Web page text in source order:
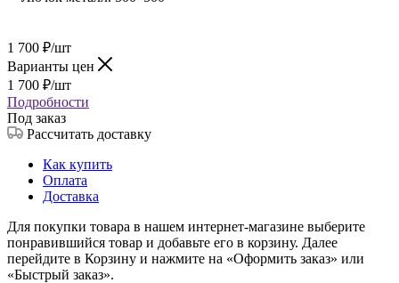
1 700 ₽/шт
Варианты цен
1 700 ₽/шт
Подробности
Под заказ
Рассчитать доставку
Как купить
Оплата
Доставка
Для покупки товара в нашем интернет-магазине выберите
понравившийся товар и добавьте его в корзину. Далее
перейдите в Корзину и нажмите на «Оформить заказ» или
«Быстрый заказ».